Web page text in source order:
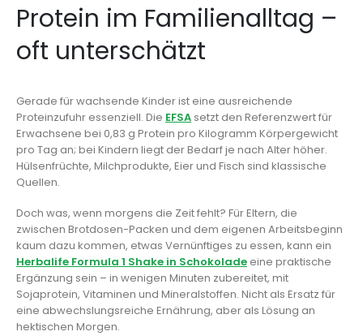
Protein im Familienalltag –
oft unterschätzt
Gerade für wachsende Kinder ist eine ausreichende
Proteinzufuhr essenziell. Die EFSA setzt den Referenzwert für
Erwachsene bei 0,83 g Protein pro Kilogramm Körpergewicht
pro Tag an; bei Kindern liegt der Bedarf je nach Alter höher.
Hülsenfrüchte, Milchprodukte, Eier und Fisch sind klassische
Quellen.
Doch was, wenn morgens die Zeit fehlt? Für Eltern, die
zwischen Brotdosen-Packen und dem eigenen Arbeitsbeginn
kaum dazu kommen, etwas Vernünftiges zu essen, kann ein
Herbalife Formula 1 Shake in Schokolade eine praktische
Ergänzung sein – in wenigen Minuten zubereitet, mit
Sojaprotein, Vitaminen und Mineralstoffen. Nicht als Ersatz für
eine abwechslungsreiche Ernährung, aber als Lösung an
hektischen Morgen.